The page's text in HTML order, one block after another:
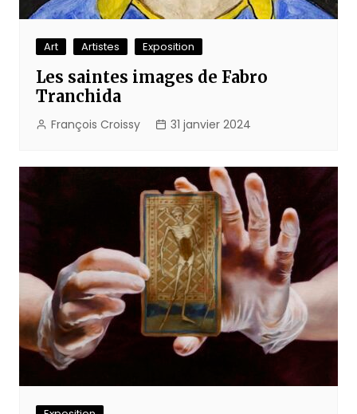
Art Artistes Exposition
Les saintes images de Fabro
Tranchida
François Croissy 31 janvier 2024